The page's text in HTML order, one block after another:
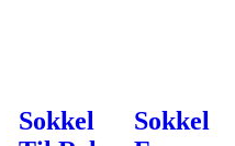
Sokkel
Sokkel